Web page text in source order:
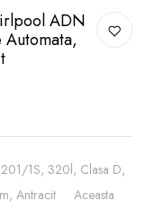
ADN
1S, 320l, Clasa D,
Antracit Aceasta